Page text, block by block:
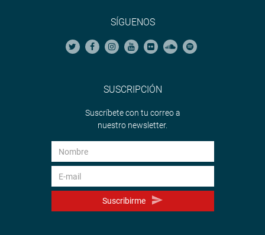
SÍGUENOS
SUSCRIPCIÓN
Suscríbete con tu correo a
nuestro newsletter.
Suscribirme